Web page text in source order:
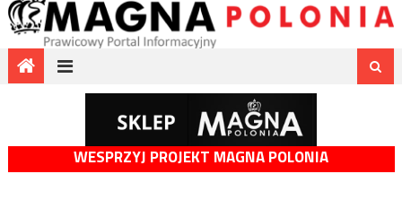
WESPRZYJ PROJEKT MAGNA POLONIA